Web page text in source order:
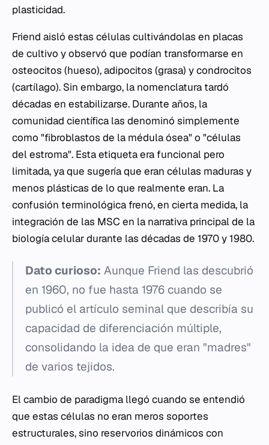
plasticidad.
Friend aisló estas células cultivándolas en placas
de cultivo y observó que podían transformarse en
osteocitos (hueso), adipocitos (grasa) y condrocitos
(cartílago). Sin embargo, la nomenclatura tardó
décadas en estabilizarse. Durante años, la
comunidad científica las denominó simplemente
como "fibroblastos de la médula ósea" o "células
del estroma". Esta etiqueta era funcional pero
limitada, ya que sugería que eran células maduras y
menos plásticas de lo que realmente eran. La
confusión terminológica frenó, en cierta medida, la
integración de las MSC en la narrativa principal de la
biología celular durante las décadas de 1970 y 1980.
Dato curioso: Aunque Friend las descubrió
en 1960, no fue hasta 1976 cuando se
publicó el artículo seminal que describía su
capacidad de diferenciación múltiple,
consolidando la idea de que eran "madres"
de varios tejidos.
El cambio de paradigma llegó cuando se entendió
que estas células no eran meros soportes
estructurales, sino reservorios dinámicos con